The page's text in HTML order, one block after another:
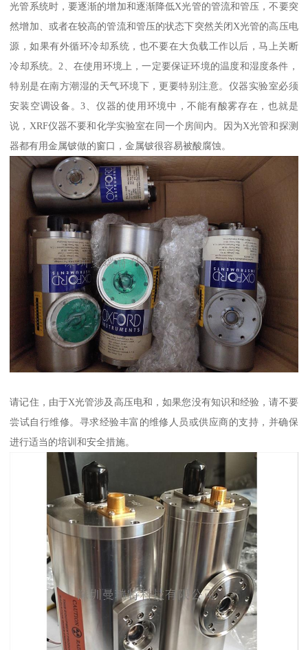
光管系统时，要逐渐的增加和逐渐降低X光管的管流和管压，不要突
然增加、或者在较高的管流和管压的状态下突然关闭X光管的高压电
源，如果有外循环冷却系统，也不要在大负载工作以后，马上关断
冷却系统。2、在使用环境上，一定要保证环境的温度和湿度条件，
特别是在南方潮湿的天气环境下，更要特别注意。仪器实验室必须
安装空调设备。3、仪器的使用环境中，不能有酸雾存在，也就是
说，XRF仪器不要和化学实验室在同一个房间内。因为X光管和探测
器都有用金属铍做的窗口，金属铍很容易被酸腐蚀。
请记住，由于X光管涉及高压电和，如果您没有知识和经验，请不要
尝试自行维修。寻求经验丰富的维修人员或供应商的支持，并确保
进行适当的培训和安全措施。